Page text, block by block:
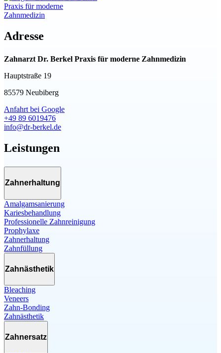
Adresse
Zahnarzt Dr. Berkel Praxis für moderne Zahnmedizin
Hauptstraße 19
85579 Neubiberg
Anfahrt bei Google
+49 89 6019476
info@dr-berkel.de
Leistungen
Zahnerhaltung
Amalgamsanierung
Kariesbehandlung
Professionelle Zahnreinigung
Prophylaxe
Zahnerhaltung
Zahnfüllung
Zahnästhetik
Bleaching
Veneers
Zahn-Bonding
Zahnästhetik
Zahnersatz